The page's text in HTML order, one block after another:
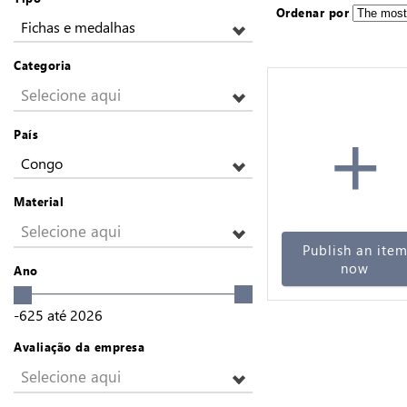
Fichas e medalhas
Categoria
Selecione aqui
País
Congo
Material
Selecione aqui
Ano
-625 até 2026
Avaliação da empresa
Selecione aqui
Ordenar por
+
Publish an item
now